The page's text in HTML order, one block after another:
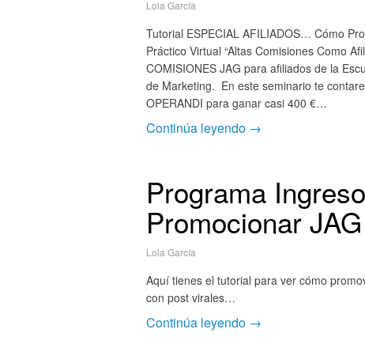
Lola García
Tutorial ESPECIAL AFILIADOS… Cómo
Práctico Virtual “Altas Comisiones Como
COMISIONES JAG para afiliados de la
de Marketing. En este seminario te
OPERANDI para ganar casi 400 €…
Continúa leyendo →
Programa
Promocionar
Lola García
Aquí tienes el tutorial para ver cómo
con post virales…
Continúa leyendo →